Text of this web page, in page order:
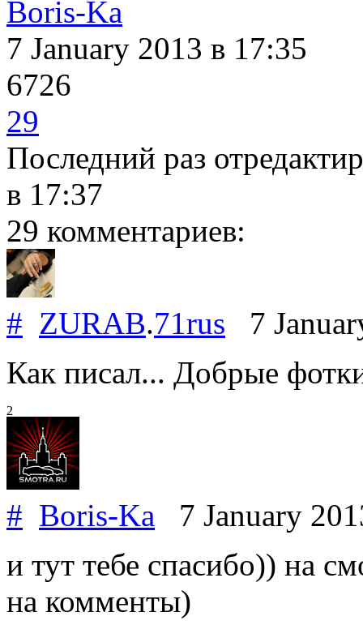
Boris-Ka
7 January 2013 в 17:35
6726
29
Последний раз
в 17:37
29 комментариев:
# ZURAB.71rus 7
Как писал... Добрые
2
# Boris-Ka 7 January
и тут тебе спасибо)) на
на комменты)